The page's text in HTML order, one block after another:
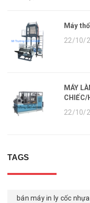
Máy
22/10/
MÁY
CHIẾC/
22/10/
TAGS
bán máy in ly cốc